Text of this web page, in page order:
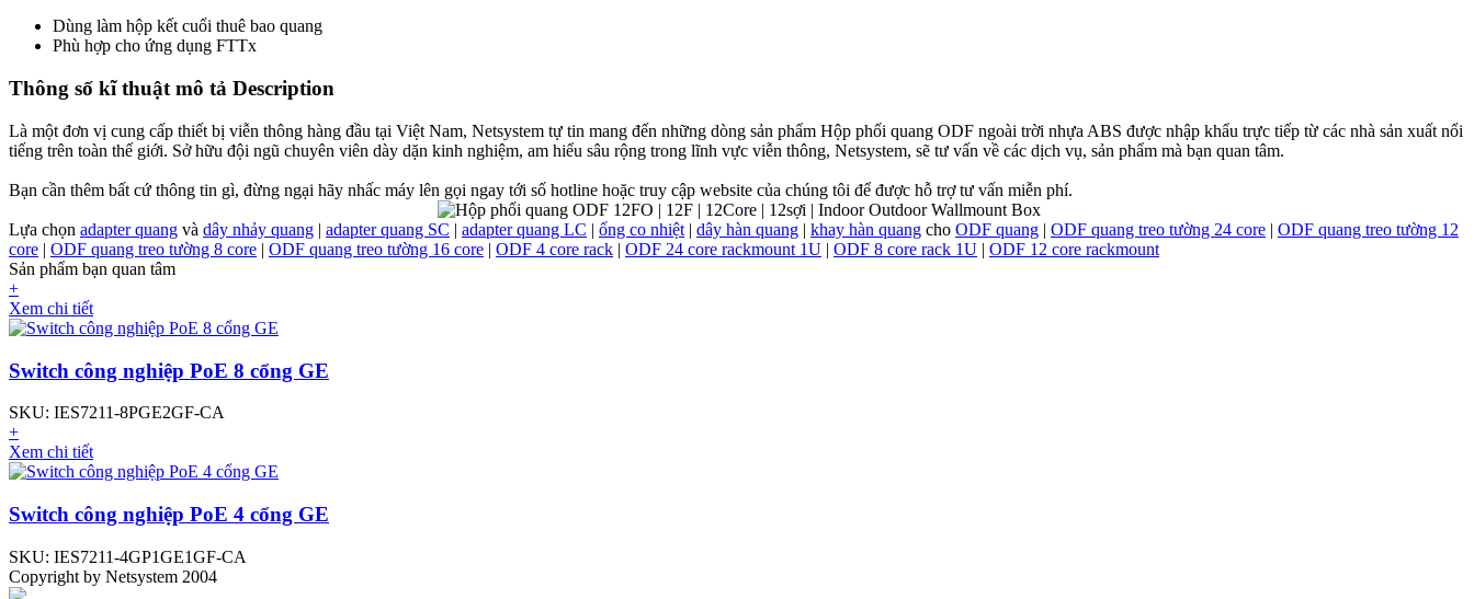
Dùng làm hộp kết cuối thuê bao quang
Phù hợp cho ứng dụng FTTx
Thông số kĩ thuật mô tả Description
Là một đơn vị cung cấp thiết bị viễn thông hàng đầu tại Việt Nam, Netsystem tự tin mang đến những dòng sản phẩm Hộp phối quang ODF ngoài trời nhựa ABS được nhập khẩu trực tiếp từ các nhà sản xuất nổi
tiếng trên toàn thế giới. Sở hữu đội ngũ chuyên viên dày dặn kinh nghiệm, am hiểu sâu rộng trong lĩnh vực viễn thông, Netsystem, sẽ tư vấn về các dịch vụ, sản phẩm mà bạn quan tâm.
Bạn cần thêm bất cứ thông tin gì, đừng ngại hãy nhấc máy lên gọi ngay tới số hotline hoặc truy cập website của chúng tôi để được hỗ trợ tư vấn miễn phí.
Lựa chọn adapter quang và dây nhảy quang | adapter quang SC | adapter quang LC | ống co nhiệt | dây hàn quang | khay hàn quang cho ODF quang | ODF quang treo tường 24 core | ODF quang treo tường 12
core | ODF quang treo tường 8 core | ODF quang treo tường 16 core | ODF 4 core rack | ODF 24 core rackmount 1U | ODF 8 core rack 1U | ODF 12 core rackmount
Sản phẩm bạn quan tâm
+
Xem chi tiết
Switch công nghiệp PoE 8 cổng GE
SKU: IES7211-8PGE2GF-CA
+
Xem chi tiết
Switch công nghiệp PoE 4 cổng GE
SKU: IES7211-4GP1GE1GF-CA
Copyright by Netsystem 2004